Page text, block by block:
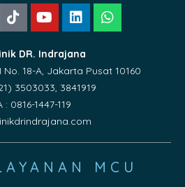
DR. Indrajana
No. 18-A, Jakarta Pusat 10160
3503033, 3841919
: 0816-1447-119
MCU